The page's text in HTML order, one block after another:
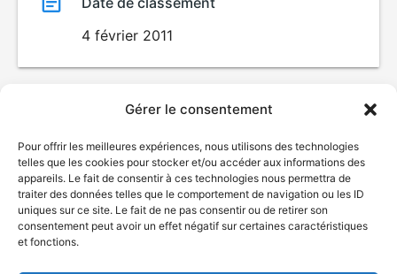
Gérer le consentement
Pour offrir les meilleures expériences, nous utilisons des technologies
telles que les cookies pour stocker et/ou accéder aux informations des
appareils. Le fait de consentir à ces technologies nous permettra de
traiter des données telles que le comportement de navigation ou les ID
uniques sur ce site. Le fait de ne pas consentir ou de retirer son
consentement peut avoir un effet négatif sur certaines caractéristiques
et fonctions.
4 février 2011